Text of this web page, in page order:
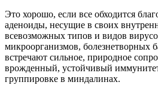
Это хорошо, если все обходится
аденоиды, несущие в своих
всевозможных типов и видов
микроорганизмов, болезнетворных
встречают сильное, природное
врожденный, устойчивый
группировке в миндалинах.